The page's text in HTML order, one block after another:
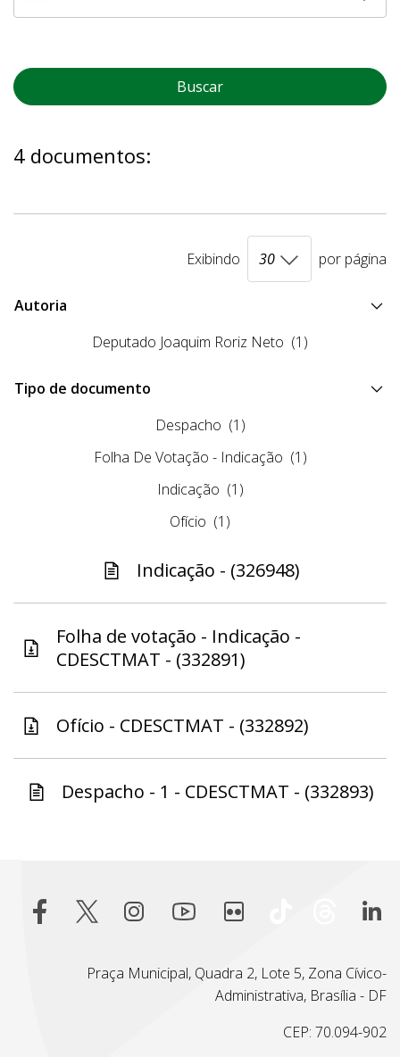
Buscar
4 documentos:
Exibindo por página
Autoria
Deputado Joaquim Roriz Neto (1)
Tipo de documento
Despacho (1)
Folha De Votação - Indicação (1)
Indicação (1)
Ofício (1)
Indicação - (326948)
Folha de votação - Indicação -
CDESCTMAT - (332891)
Ofício - CDESCTMAT - (332892)
Despacho - 1 - CDESCTMAT - (332893)
Praça Municipal, Quadra 2, Lote 5, Zona Cívico-
Administrativa, Brasília - DF
CEP: 70.094-902